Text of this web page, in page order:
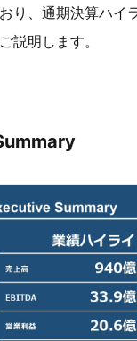
り、通期決算ハ
説明します。